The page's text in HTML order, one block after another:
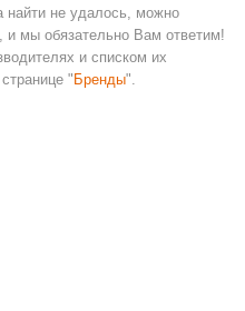
найти не удалось, можно
и мы обязательно Вам ответим!
и списком их
" Бренды".